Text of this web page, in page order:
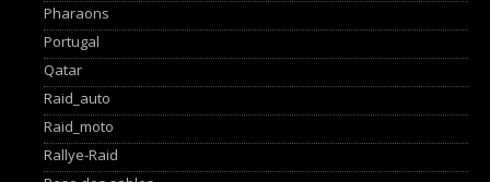
Pharaons
Portugal
Qatar
Raid_auto
Raid_moto
Rallye-Raid